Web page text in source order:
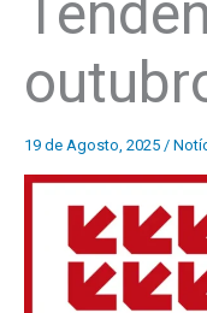
19 de Agosto, 2025 /